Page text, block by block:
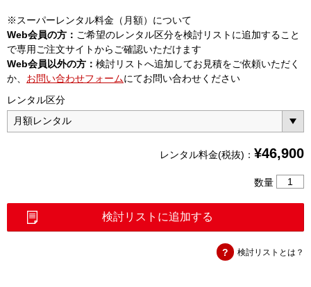
※スーパーレンタル料金（月額）について
Web会員の方： ご希望のレンタル区分を検討リストに追加すること
で専用ご注文サイトからご確認いただけます
Web会員以外の方： 検討リストへ追加してお見積をご依頼いただく
か、 お問い合わせフォームにてお問い合わせください
レンタル区分
レンタル料金(税抜)： ¥46,900
数量
CWDM
メ
検討リストに追加する
検討リストとは？